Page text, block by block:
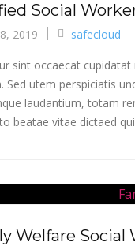
Social
2019 safecloud
sint occaecat
Sed utem perspiciatis
laudantium, totam
beatae vitae dictaed
Welfare Social